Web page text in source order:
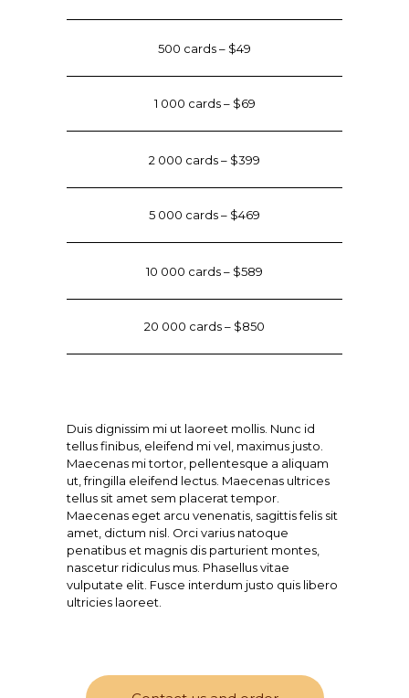
500 cards – $49
1 000 cards – $69
2 000 cards – $399
5 000 cards – $469
10 000 cards – $589
20 000 cards – $850
Duis dignissim mi ut laoreet mollis. Nunc id
tellus finibus, eleifend mi vel, maximus justo.
Maecenas mi tortor, pellentesque a aliquam
ut, fringilla eleifend lectus. Maecenas ultrices
tellus sit amet sem placerat tempor.
Maecenas eget arcu venenatis, sagittis felis sit
amet, dictum nisl. Orci varius natoque
penatibus et magnis dis parturient montes,
nascetur ridiculus mus. Phasellus vitae
vulputate elit. Fusce interdum justo quis libero
ultricies laoreet.